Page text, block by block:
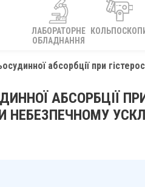
ЛАБОРАТОРНЕ
ОБЛАДНАННЯ
абсорбції при
АБСОРБЦІЇ ПРИ
НЕБЕЗПЕЧНОМУ